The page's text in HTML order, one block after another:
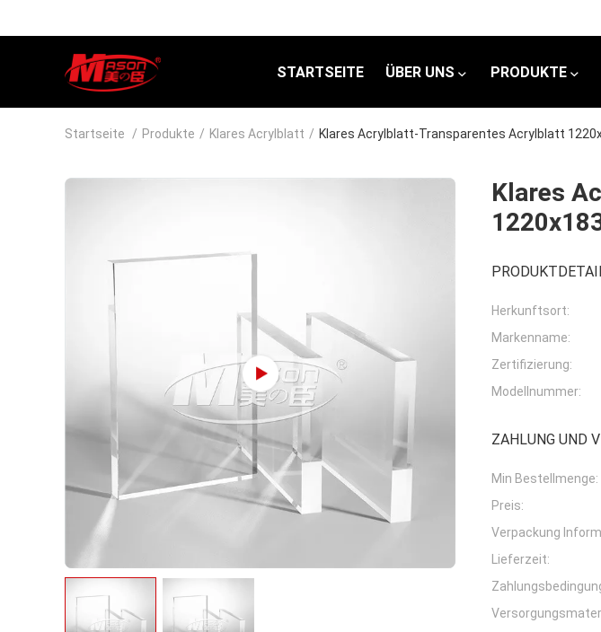
STARTSEITE ÜBER UNS PRODUKTE
Startseite / Produkte / Klares Acrylblatt / Klares Acrylblatt-Transparentes Acrylblatt
Klares
Herkunftsort:
Markenname:
Zertifizierung:
Modellnummer:
ZAHLUNG UND
Min Bestellmenge:
Preis:
Verpackung
Lieferzeit: